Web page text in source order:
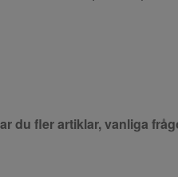
du fler artiklar, vanliga